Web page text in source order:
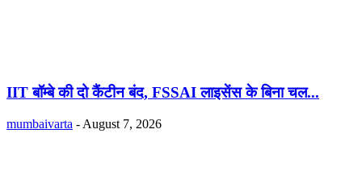
IIT बॉम्बे की दो कैंटीन बंद, FSSAI लाइसेंस के बिना चल...
mumbaivarta - August 7, 2026